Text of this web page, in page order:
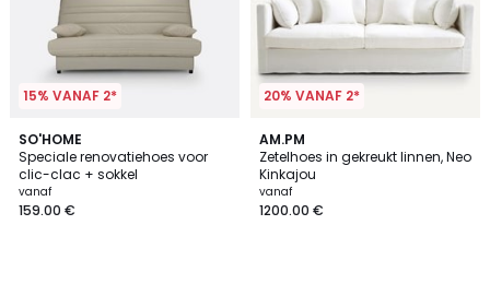
15% VANAF 2*
SO'HOME
Speciale renovatiehoes voor
clic-clac + sokkel
vanaf
159.00 €
3.9
/ 5
6
Kleuren
20% VANAF 2*
AM.PM
Zetelhoes in gekreukt linnen, Neo
Kinkajou
vanaf
1200.00 €
2
Kleuren